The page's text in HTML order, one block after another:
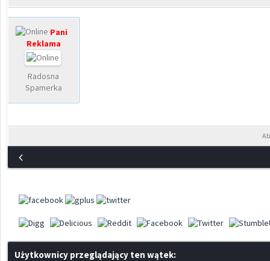
Pani
Reklama
Radosna
Spamerka
Użytkownicy przeglądający ten wątek: